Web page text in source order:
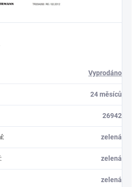
Vyprodáno
24 měsíců
26942
: zelená
: zelená
zelená